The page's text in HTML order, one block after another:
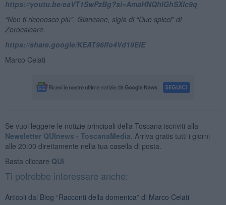
https://youtu.be/eaVT1SwPzBg?si=AmaHNQhIGhSXIc9q
“Non ti riconosco più”, Giancane, sigla di “Due spicci” di
Zerocalcare.
https://share.google/KEAT96Ifo4Vd19EIE
Marco Celati
Se vuoi leggere le notizie principali della Toscana iscriviti alla
Newsletter QUInews - ToscanaMedia. Arriva gratis tutti i giorni
alle 20:00 direttamente nella tua casella di posta.
Basta cliccare QUI
Ti potrebbe interessare anche:
Articoli dal Blog “Racconti della domenica” di Marco Celati